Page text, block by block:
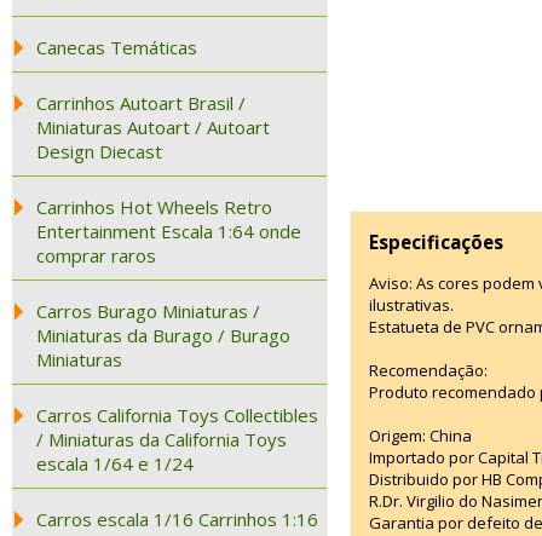
Canecas Temáticas
Carrinhos Autoart Brasil /
Miniaturas Autoart / Autoart
Design Diecast
Carrinhos Hot Wheels Retro
Entertainment Escala 1:64 onde
comprar raros
Carros Burago Miniaturas /
Miniaturas da Burago / Burago
Miniaturas
Carros California Toys Collectibles
/ Miniaturas da California Toys
escala 1/64 e 1/24
Carros escala 1/16 Carrinhos 1:16
Especificações
Aviso: As cores
ilustrativas.
Estatueta de PVC
Recomendação:
Produto recomendado
Origem: China
Importado por Capital
Distribuido por HB
R.Dr. Virgilio do
Garantia por defeito